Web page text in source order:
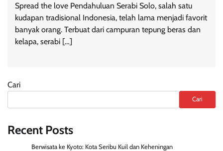
Spread the love Pendahuluan Serabi Solo, salah satu
kudapan tradisional Indonesia, telah lama menjadi favorit
banyak orang. Terbuat dari campuran tepung beras dan
kelapa, serabi […]
Cari
Cari
Recent Posts
Berwisata ke Kyoto: Kota Seribu Kuil dan Keheningan